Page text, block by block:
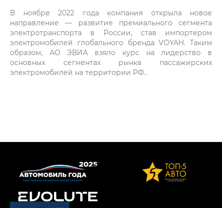
В ноябре 2022 года компания открыла новое
направление — развитие премиального сегмента
электротранспорта в России, став импортером
электромобилей глобального бренда VOYAH. Таким
образом, АО ЭВИА взяло курс на лидерство в
основных сегментах рынка пассажирских
электромобилей на территории РФ..